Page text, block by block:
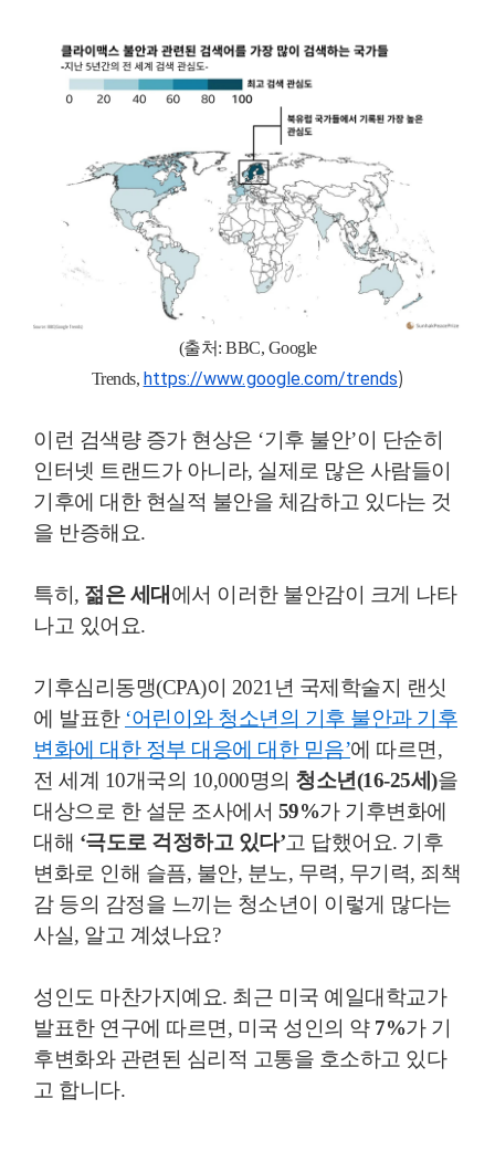
(출처: BBC, Google
Trends, https://www.google.com/trends)
이런 검색량 증가 현상은 ‘기후 불안’이 단순히
인터넷 트랜드가 아니라, 실제로 많은 사람들이
기후에 대한 현실적 불안을 체감하고 있다는 것
을 반증해요.
특히, 젊은 세대 에서 이러한 불안감이 크게 나타
나고 있어요.
기후심리동맹(CPA)이 2021년 국제학술지 랜싯
에 발표한 ‘어린이와 청소년의 기후 불안과 기후
변화에 대한 정부 대응에 대한 믿음’에 따르면,
전 세계 10개국의 10,000명의 청소년(16-25세)을
대상으로 한 설문 조사에서 59%가 기후변화에
대해 ‘극도로 걱정하고 있다’고 답했어요. 기후
변화로 인해 슬픔, 불안, 분노, 무력, 무기력, 죄책
감 등의 감정을 느끼는 청소년이 이렇게 많다는
사실, 알고 계셨나요?
성인도 마찬가지예요. 최근 미국 예일대학교가
발표한 연구에 따르면, 미국 성인의 약 7%가 기
후변화와 관련된 심리적 고통을 호소하고 있다
고 합니다.